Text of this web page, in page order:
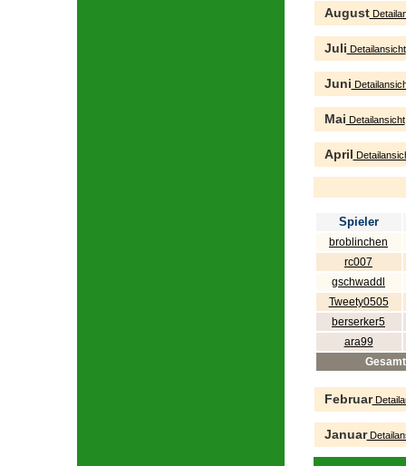
August
Juli Detailansicht
Juni
Mai Detailansicht
April
Spieler
broblinchen
rc007
gschwaddl
Tweety0505
berserker5
ara99
Gesamt
Februar
Januar